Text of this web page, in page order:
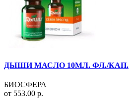
ДЫШИ МАСЛО 10МЛ. ФЛ./КАП.
БИОСФЕРА
от 553.00 р.